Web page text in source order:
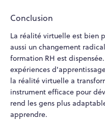
Conclusion
La réalité virtuelle est bien
aussi un changement
formation RH est
expériences
la réalité virtuelle a
instrument efficace pour
rend les gens plus
apprendre.